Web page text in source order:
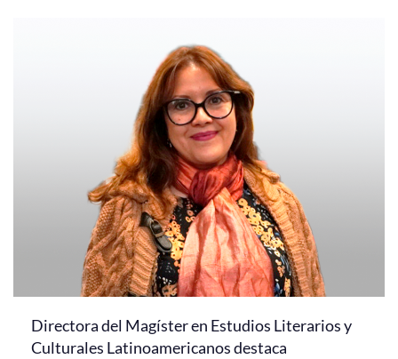
Directora del Magíster en Estudios Literarios y
Culturales Latinoamericanos destaca